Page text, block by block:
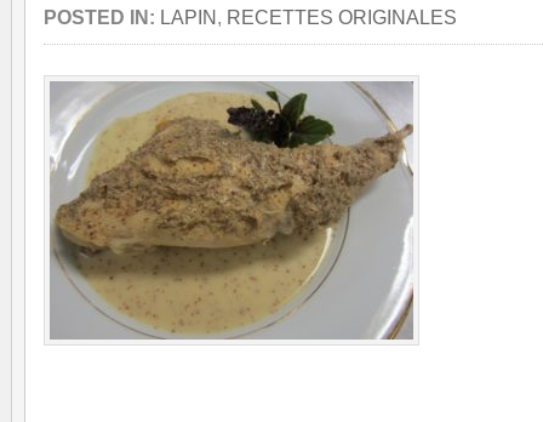
POSTED IN: LAPIN, RECETTES ORIGINALES